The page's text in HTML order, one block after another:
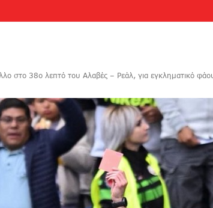
στο 38ο λεπτό του Αλαβές – Ρεάλ, για εγκληματικό